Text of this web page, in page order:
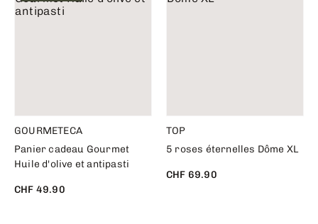
GOURMETECA
Panier cadeau Gourmet
Huile d'olive et antipasti
CHF 49.90
TOP
5 roses éternelles Dôme XL
CHF 69.90